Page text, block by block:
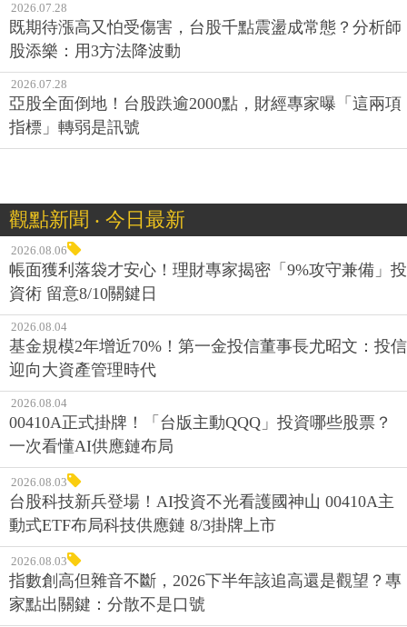
2026.07.28
既期待漲高又怕受傷害，台股千點震盪成常態？分析師
股添樂：用3方法降波動
2026.07.28
亞股全面倒地！台股跌逾2000點，財經專家曝「這兩項
指標」轉弱是訊號
觀點新聞 ‧ 今日最新
2026.08.06
帳面獲利落袋才安心！理財專家揭密「9%攻守兼備」投
資術 留意8/10關鍵日
2026.08.04
基金規模2年增近70%！第一金投信董事長尤昭文：投信
迎向大資產管理時代
2026.08.04
00410A正式掛牌！「台版主動QQQ」投資哪些股票？
一次看懂AI供應鏈布局
2026.08.03
台股科技新兵登場！AI投資不光看護國神山 00410A主
動式ETF布局科技供應鏈 8/3掛牌上市
2026.08.03
指數創高但雜音不斷，2026下半年該追高還是觀望？專
家點出關鍵：分散不是口號